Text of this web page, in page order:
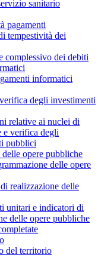
sanitario
pagamenti
tempestività dei
complessivo dei debiti
informatici
degli investimenti
relative ai nuclei di
e verifica degli
pubblici
opere pubbliche
delle opere
realizzazione delle
unitari e indicatori di
delle opere pubbliche
del territorio